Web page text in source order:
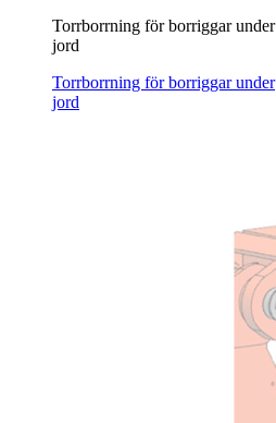
Torrborrning för borriggar under
jord
Torrborrning för borriggar under
jord